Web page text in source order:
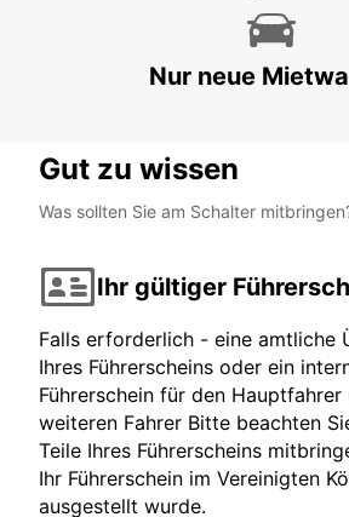
Nur neue
Gut zu wissen
Was sollten Sie am Schalter
Ihr gültiger
Falls erforderlich - eine amtliche
Ihres Führerscheins oder ein
Führerschein für den Hauptfahrer
weiteren Fahrer Bitte beachten
Teile Ihres Führerscheins
Ihr Führerschein im Vereinigten
ausgestellt wurde.